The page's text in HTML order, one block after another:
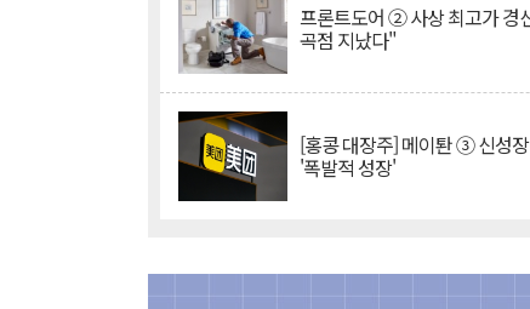
프론트도어 ② 사상 최고가
곡점 지났다"
[홍콩 대장주] 메이퇀 ③ 신성
'폭발적 성장'